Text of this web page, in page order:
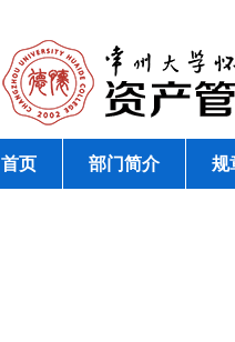
首页 部门简介 规